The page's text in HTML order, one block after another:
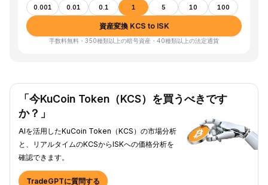
0.001 0.01 0.1 1 5 10 100
資産変換 KCS to ISK
手数料無料・350種類以上の暗号資産・40種類以上の法定通貨
「今KuCoin Token（KCS）を買うべきです
か？」
AIを活用したKuCoin Token（KCS）の市場分析
と、リアルタイムのKCSからISKへの価格分析を
確認できます。
TradeGPTに質問する